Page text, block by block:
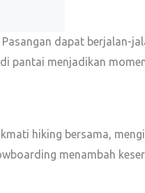
dapat berjalan-
pantai menjadikan
hiking bersama,
menambah